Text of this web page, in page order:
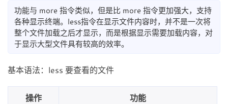
功能与 more 指令类似，但是比 more 指令更加强大，支持
各种显示终端。less指令在显示文件内容时，并不是一次将
整个文件加载之后才显示，而是根据显示需要加载内容，对
于显示大型文件具有较高的效率。
基本语法：less 要查看的文件
操作 功能